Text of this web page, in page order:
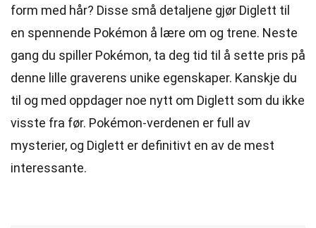
form med hår? Disse små detaljene gjør Diglett til
en spennende Pokémon å lære om og trene. Neste
gang du spiller Pokémon, ta deg tid til å sette pris på
denne lille graverens unike egenskaper. Kanskje du
til og med oppdager noe nytt om Diglett som du ikke
visste fra før. Pokémon-verdenen er full av
mysterier, og Diglett er definitivt en av de mest
interessante.